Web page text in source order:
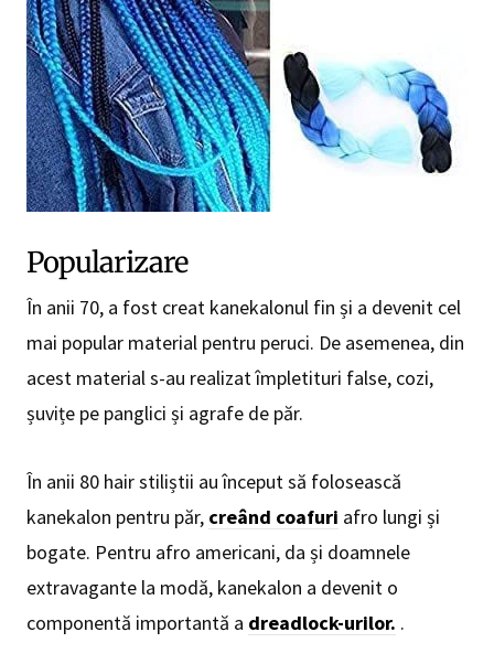
Popularizare
În anii 70, a fost creat kanekalonul fin și a devenit cel
mai popular material pentru peruci. De asemenea, din
acest material s-au realizat împletituri false, cozi,
șuvițe pe panglici și agrafe de păr.
În anii 80 hair stiliștii au început să folosească
kanekalon pentru păr, creând coafuri afro lungi și
bogate. Pentru afro americani, da și doamnele
extravagante la modă, kanekalon a devenit o
componentă importantă a dreadlock-urilor. .